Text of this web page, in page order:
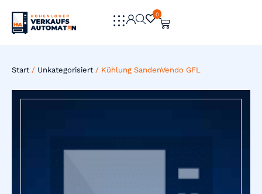
0
0
Start / Unkategorisiert / Kühlung SandenVendo GFL